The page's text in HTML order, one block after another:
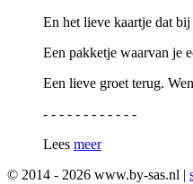
En het lieve kaartje dat
Een pakketje waarvan je
Een lieve groet terug.
- - - - - - - - - - - -
Lees meer
© 2014 - 2026 www.by-sas.nl |